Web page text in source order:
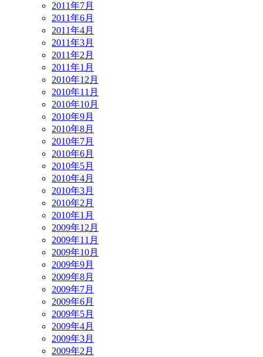
2011年7月
2011年6月
2011年4月
2011年3月
2011年2月
2011年1月
2010年12月
2010年11月
2010年10月
2010年9月
2010年8月
2010年7月
2010年6月
2010年5月
2010年4月
2010年3月
2010年2月
2010年1月
2009年12月
2009年11月
2009年10月
2009年9月
2009年8月
2009年7月
2009年6月
2009年5月
2009年4月
2009年3月
2009年2月